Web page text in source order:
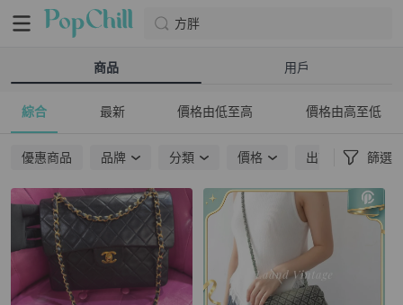
方胖
商品 用戶
綜合 最新 價格由低至高 價格由高至低
優惠商品 品牌 分類 價格 出貨地點 篩選